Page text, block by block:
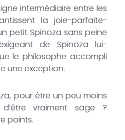
intermédiaire entre les
la joie-parfaite-
petit Spinoza sans peine
de Spinoza lui-
le philosophe accompli
une exception.
pour être un peu moins
vraiment sage ?
points.